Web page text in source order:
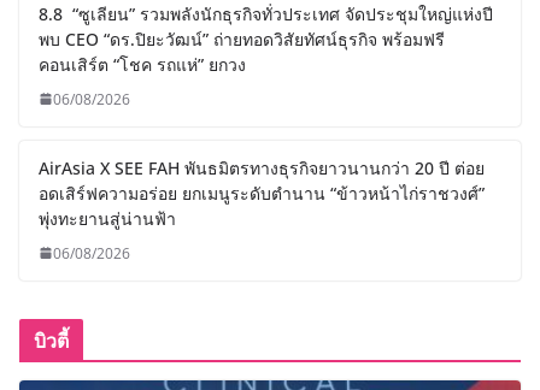
8.8 “ซูเลียน” รวมพลังนักธุรกิจทั่วประเทศ จัดประชุมใหญ่แห่งปี
พบ CEO “ดร.ปิยะวัฒน์” ถ่ายทอดวิสัยทัศน์ธุรกิจ พร้อมฟรี
คอนเสิร์ต “โชค รถแห่” ยกวง
06/08/2026
AirAsia X SEE FAH พันธมิตรทางธุรกิจยาวนานกว่า 20 ปี ต่อย
อดเสิร์ฟความอร่อย ยกเมนูระดับตำนาน “ข้าวหน้าไก่ราชวงศ์”
พุ่งทะยานสู่น่านฟ้า
06/08/2026
บิวตี้